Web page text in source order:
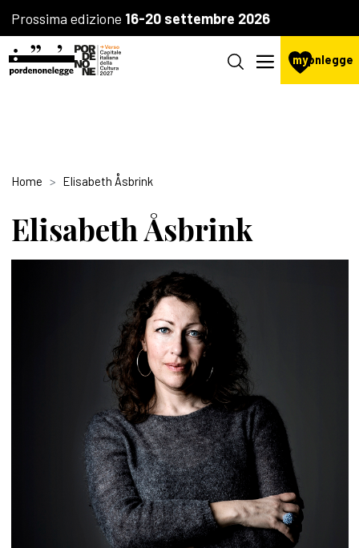
Prossima edizione 16-20 settembre 2026
mypnlegge
Home Elisabeth Åsbrink
Elisabeth Åsbrink